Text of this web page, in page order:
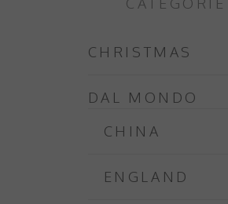
CHRISTMAS
DAL MONDO
CHINA
ENGLAND